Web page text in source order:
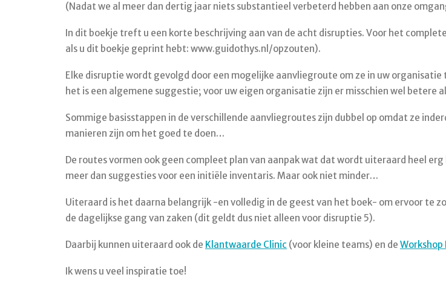
(Nadat we al meer dan dertig jaar niets substantieel verbeterd hebben aan onze
In dit boekje treft u een korte beschrijving aan van de acht disrupties. Voor het
als u dit boekje geprint hebt: www.guidothys.nl/opzouten).
Elke disruptie wordt gevolgd door een mogelijke aanvliegroute om ze in uw
het is een algemene suggestie; voor uw eigen organisatie zijn er misschien wel betere
Sommige basisstappen in de verschillende aanvliegroutes zijn dubbel op omdat ze
manieren zijn om het goed te doen…
De routes vormen ook geen compleet plan van aanpak wat dat wordt uiteraard heel
meer dan suggesties voor een initiële inventaris. Maar ook niet minder…
Uiteraard is het daarna belangrijk -en volledig in de geest van het boek- om ervoor te
de dagelijkse gang van zaken (dit geldt dus niet alleen voor disruptie 5).
Daarbij kunnen uiteraard ook de Klantwaarde Clinic (voor kleine teams) en de
Ik wens u veel inspiratie toe!